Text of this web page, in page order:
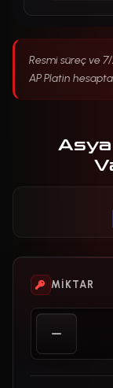
Resmi süreç ve
AP Platin
Asya
MIKTAR